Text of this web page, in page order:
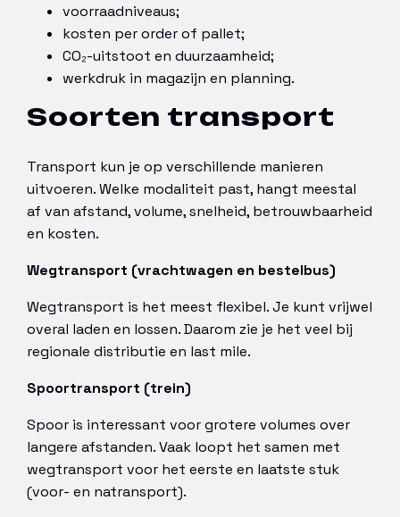
voorraadniveaus;
kosten per order of pallet;
CO₂-uitstoot en duurzaamheid;
werkdruk in magazijn en planning.
Soorten transport
Transport kun je op verschillende manieren
uitvoeren. Welke modaliteit past, hangt meestal
af van afstand, volume, snelheid, betrouwbaarheid
en kosten.
Wegtransport (vrachtwagen en bestelbus)
Wegtransport is het meest flexibel. Je kunt vrijwel
overal laden en lossen. Daarom zie je het veel bij
regionale distributie en last mile.
Spoortransport (trein)
Spoor is interessant voor grotere volumes over
langere afstanden. Vaak loopt het samen met
wegtransport voor het eerste en laatste stuk
(voor- en natransport).